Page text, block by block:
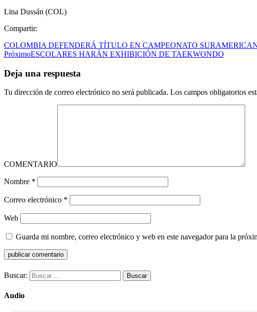
Lina Dussán (COL)
Compartir:
COLOMBIA DEFENDERÁ TÍTULO EN CAMPEONATO
PróximoESCOLARES HARÁN EXHIBICIÓN DE TAEKWONDO
Deja una respuesta
Tu dirección de correo electrónico no será publicada. Los campos obligatorios
COMENTARIO
Nombre *
Correo electrónico *
Web
Guarda mi nombre, correo electrónico y web en este navegador para la
Buscar:
Audio